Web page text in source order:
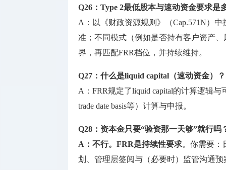
Q26：Type 2最低股本与速动资金要求是
A：以《财政资源规则》（Cap.571N）
准；不同模式（例如是否持有客户资产
界，再匹配FRR档位，并持续维持。
Q27：什么是liquid capital（速动资金）？
A：FRR规定了liquid capital的计算逻辑
trade date basis等）计算与申报。
Q28：资本金只要“验资那一天够”就行吗
A： 不行。FRR是持续性要求。你需要：
划、管理层签阅与（必要时）监管沟通预